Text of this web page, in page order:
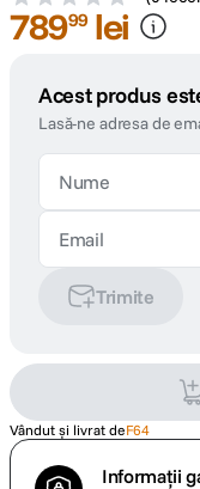
78999 lei
Acest produs
Lasă-ne adresa de
Trimite
Vândut și livrat deF64
Informații